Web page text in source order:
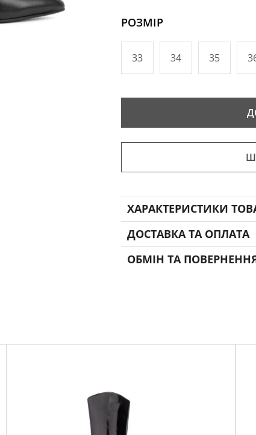
РОЗМІР
33 34 35
ХАРАКТЕРИСТИКИ
ДОСТАВКА ТА ОПЛАТА
ОБМІН ТА